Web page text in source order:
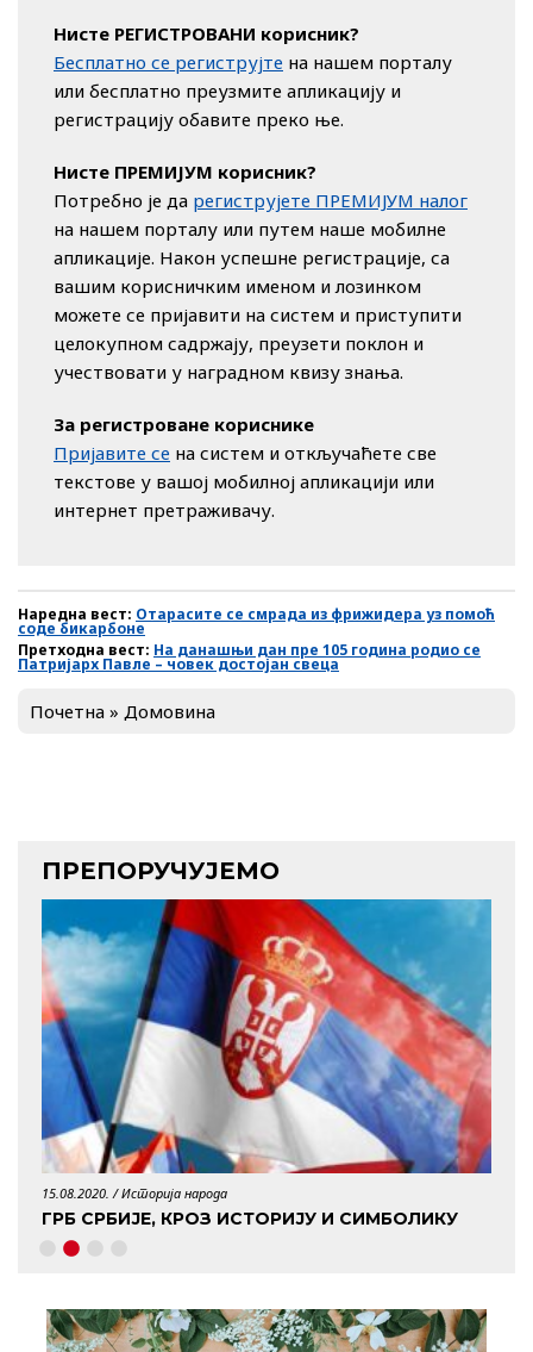
Нисте РЕГИСТРОВАНИ корисник?
Бесплатно се региструјте на нашем порталу
или бесплатно преузмите апликацију и
регистрацију обавите преко ње.
Нисте ПРЕМИЈУМ корисник?
Потребно је да региструјете ПРЕМИЈУМ налог
на нашем порталу или путем наше мобилне
апликације. Након успешне регистрације, са
вашим корисничким именом и лозинком
можете се пријавити на систем и приступити
целокупном садржају, преузети поклон и
учествовати у наградном квизу знања.
За регистроване кориснике
Пријавите се на систем и откључаћете све
текстове у вашој мобилној апликацији или
интернет претраживачу.
Наредна вест: Отарасите се смрада из фрижидера уз помоћ
соде бикарбоне
Претходна вест: На данашњи дан пре 105 година родио се
Патријарх Павле – човек достојан свеца
Почетна » Домовина
ПРЕПОРУЧУЈЕМО
15.08.2020. /Историја народа
ГРБ СРБИЈЕ, КРОЗ ИСТОРИЈУ И СИМБОЛИКУ